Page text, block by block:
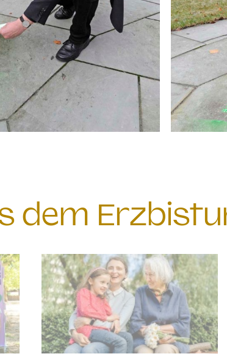
dem